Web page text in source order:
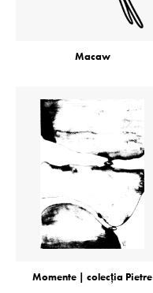
Macaw
Momente | colecţia Pietre